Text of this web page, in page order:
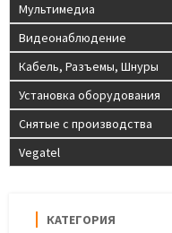
Мультимедиа
Видеонаблюдение
Кабель, Разъемы, Шнуры
Установка оборудования
Снятые с производства
Vegatel
КАТЕГОРИЯ